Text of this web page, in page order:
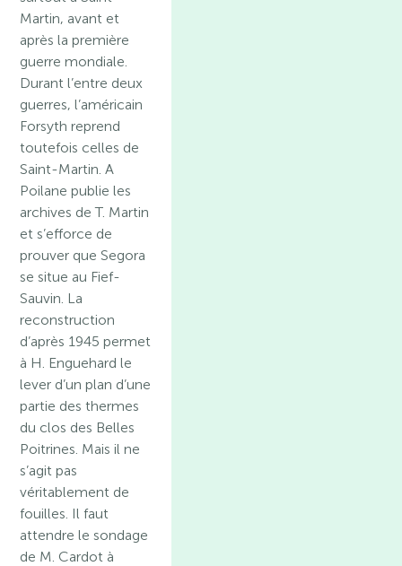
Martin, avant et
après la première
guerre mondiale.
Durant l’entre deux
guerres, l’américain
Forsyth reprend
toutefois celles de
Saint-Martin. A
Poilane publie les
archives de T. Martin
et s’efforce de
prouver que Segora
se situe au Fief-
Sauvin. La
reconstruction
d’après 1945 permet
à H. Enguehard le
lever d’un plan d’une
partie des thermes
du clos des Belles
Poitrines. Mais il ne
s’agit pas
véritablement de
fouilles. Il faut
attendre le sondage
de M. Cardot à